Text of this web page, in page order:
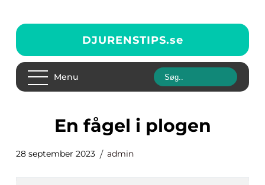
DJURENSTIPS.se
Menu
en fågel i plogen
28 september 2023 admin